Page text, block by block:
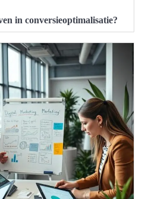
in conversieoptimalisatie?